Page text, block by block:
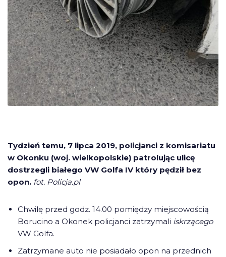
Tydzień temu, 7 lipca 2019, policjanci z komisariatu
w Okonku (woj. wielkopolskie) patrolując ulicę
dostrzegli białego VW Golfa IV który pędził bez
opon. fot. Policja.pl
Chwilę przed godz. 14.00 pomiędzy miejscowością
Borucino a Okonek policjanci zatrzymali iskrzącego
VW Golfa.
Zatrzymane auto nie posiadało opon na przednich